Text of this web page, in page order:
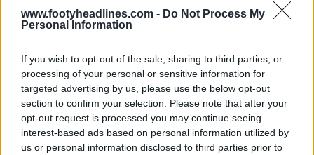
www.footyheadlines.com - Do Not Process My
Personal Information
If you wish to opt-out of the sale, sharing to third parties, or
processing of your personal or sensitive information for
targeted advertising by us, please use the below opt-out
section to confirm your selection. Please note that after your
opt-out request is processed you may continue seeing
interest-based ads based on personal information utilized by
us or personal information disclosed to third parties prior to
Reveladas las camisetas de los Houston Rockets
25-26 + Nuevo logotipo